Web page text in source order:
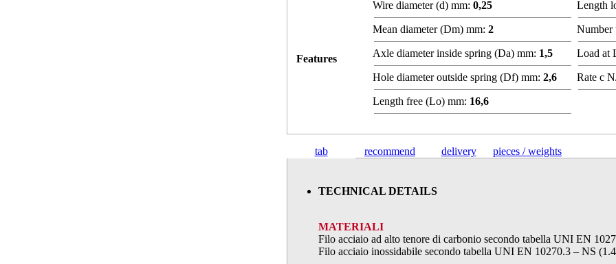
Features
Wire diameter (d) mm: 0,25
Mean diameter (Dm) mm: 2
Axle diameter inside spring (Da) mm: 1,5
Hole diameter outside spring (Df) mm: 2,6
Length free (Lo) mm: 16,6
Length
Number
Load at
Rate c
tab recommend delivery pieces / weights
TECHNICAL DETAILS
MATERIALI
Filo acciaio ad alto tenore di carbonio secondo tabella UNI EN
Filo acciaio inossidabile secondo tabella UNI EN 10270.3 – NS